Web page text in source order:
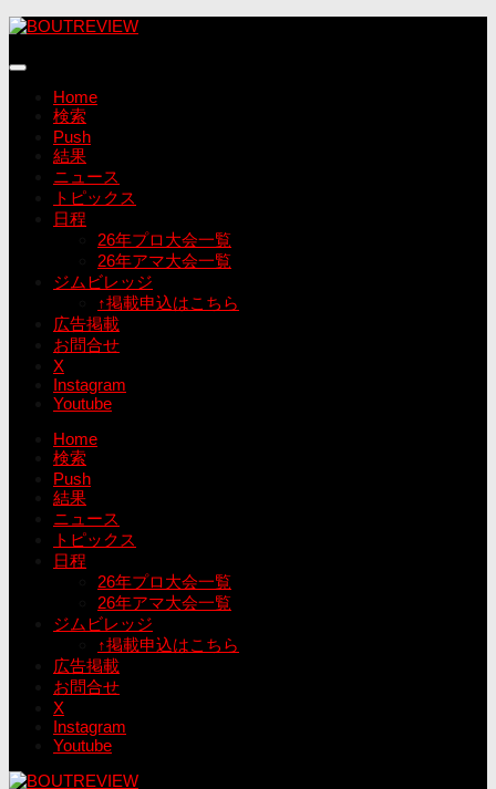
コ
テ
Home
検索
Push
結果
ニュース
トピックス
日程
26年プロ大会一覧
26年アマ大会一覧
ジムビレッジ
↑掲載申込はこちら
広告掲載
お問合せ
X
Instagram
Youtube
Home
検索
Push
結果
ニュース
トピックス
日程
26年プロ大会一覧
26年アマ大会一覧
ジムビレッジ
↑掲載申込はこちら
広告掲載
お問合せ
X
Instagram
Youtube